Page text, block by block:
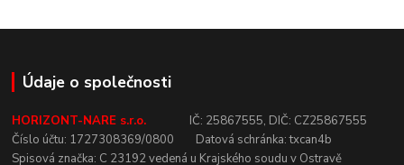
Údaje o společnosti
HORIZONT-NARE s.r.o. IČ: 25867555, DIČ: CZ25867555
Číslo účtu: 1727308369/0800 Datová schránka: txcan4b
Spisová značka: C 23192vedená u Krajského soudu v Ostravě